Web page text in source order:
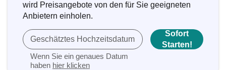
wird Preisangebote von den für Sie geeigneten
Anbietern einholen.
Geschätztes Hochzeitsdatum
Wenn Sie ein genaues Datum
haben hier klicken
Sofort
Starten!